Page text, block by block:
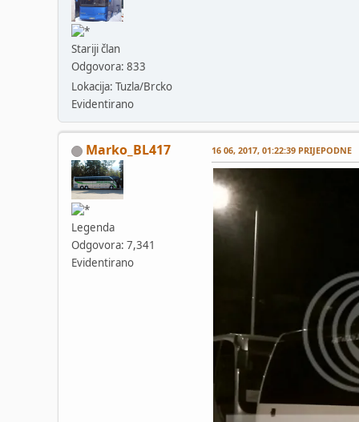
Stariji član
Odgovora: 833
Lokacija: Tuzla/Brcko
Evidentirano
Marko_BL417
Legenda
Odgovora: 7,341
Evidentirano
16 06, 2017, 01:22:39 PRIJEPODNE